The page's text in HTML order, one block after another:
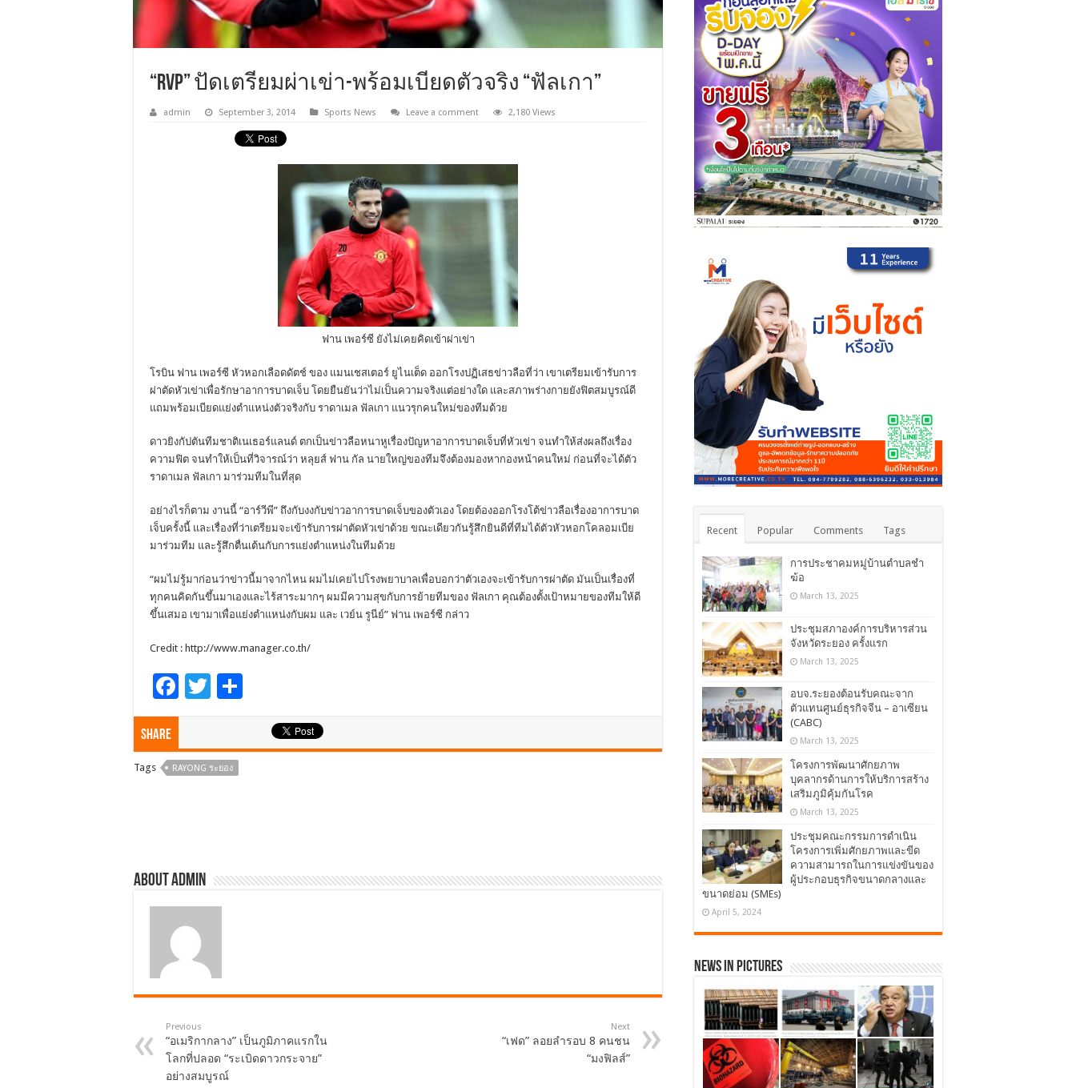
“RVP” ปัดเตรียมผ่าเข่า-พร้อมเบียดตัวจริง “ฟัลเกา”
admin September 3, 2014 Sports News Leave a comment 2,180 Views
ฟาน เพอร์ซี ยังไม่เคยคิดเข้าผ่าเข่า
โรบิน ฟาน เพอร์ซี หัวหอกเลือดดัตช์ ของ แมนเชสเตอร์ ยูไนเต็ด ออกโรงปฏิเสธข่าวลือที่ว่า เขาเตรียมเข้ารับการ
ผ่าตัดหัวเข่าเพื่อรักษาอาการบาดเจ็บ โดยยืนยันว่าไม่เป็นความจริงแต่อย่างใด และสภาพร่างกายยังฟิตสมบูรณ์ดี
แถมพร้อมเบียดแย่งตำแหน่งตัวจริงกับ ราดาเมล ฟัลเกา แนวรุกคนใหม่ของทีมด้วย
ดาวยิงกัปตันทีมชาติเนเธอร์แลนด์ ตกเป็นข่าวลือหนาหูเรื่องปัญหาอาการบาดเจ็บที่หัวเข่า จนทำให้ส่งผลถึงเรื่อง
ความฟิต จนทำให้เป็นที่วิจารณ์ว่า หลุยส์ ฟาน กัล นายใหญ่ของทีมจึงต้องมองหากองหน้าคนใหม่ ก่อนที่จะได้ตัว
ราดาเมล ฟัลเกา มาร่วมทีมในที่สุด
อย่างไรก็ตาม งานนี้ “อาร์วีพี” ถึงกับงงกับข่าวอาการบาดเจ็บของตัวเอง โดยต้องออกโรงโต้ข่าวลือเรื่องอาการบาด
เจ็บครั้งนี้ และเรื่องที่ว่าเตรียมจะเข้ารับการผ่าตัดหัวเข่าด้วย ขณะเดียวกันรู้สึกยินดีที่ทีมได้ตัวหัวหอกโคลอมเบีย
มาร่วมทีม และรู้สึกตื่นเต้นกับการแย่งตำแหน่งในทีมด้วย
“ผมไม่รู้มาก่อนว่าข่าวนี้มาจากไหน ผมไม่เคยไปโรงพยาบาลเพื่อบอกว่าตัวเองจะเข้ารับการผ่าตัด มันเป็นเรื่องที่
ทุกคนคิดกันขึ้นมาเองและไร้สาระมากๆ ผมมีความสุขกับการย้ายทีมของ ฟัลเกา คุณต้องตั้งเป้าหมายของทีมให้ดี
ขึ้นเสมอ เขามาเพื่อแย่งตำแหน่งกับผม และ เวย์น รูนีย์” ฟาน เพอร์ซี กล่าว
Credit : http://www.manager.co.th/
F
b
T
er
Share
Tags RAYONG ระยอง
About admin
Previous
“อเมริกากลาง” เป็นภูมิภาคแรกใน
โลกที่ปลอด “ระเบิดดาวกระจาย”
อย่างสมบูรณ์
Next
“เฟด” ลอยลำรอบ 8 คนชน
“มงฟิลส์”
Recent Popular Comments Tags
การประชาคมหมู่บ้านตำบลชำ
ฆ้อ
March 13, 2025
ประชุมสภาองค์การบริหารส่วน
จังหวัดระยอง ครั้งแรก
March 13, 2025
อบจ.ระยองต้อนรับคณะจาก
ตัวแทนศูนย์ธุรกิจจีน – อาเซียน
(CABC)
March 13, 2025
โครงการพัฒนาศักยภาพ
บุคลากรด้านการให้บริการสร้าง
เสริมภูมิคุ้มกันโรค
March 13, 2025
ประชุมคณะกรรมการดำเนิน
โครงการเพิ่มศักยภาพและขีด
ความสามารถในการแข่งขันของ
ผู้ประกอบธุรกิจขนาดกลางและ
ขนาดย่อม (SMEs)
April 5, 2024
News in Pictures